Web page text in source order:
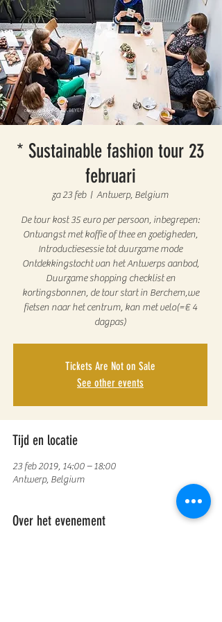
* Sustainable fashion tour 23
februari
za 23 feb
  |
Antwerp, Belgium
De tour kost 35 euro per persoon, inbegrepen:
Ontvangst met koffie of thee en zoetigheden,
Introductiesessie tot duurzame mode
Ontdekkingstocht van het Antwerps aanbod,
Duurzame shopping checklist en
kortingsbonnen, de tour start in Berchem,we
fietsen naar het centrum, kan met velo(=€ 4
dagpas)
Tickets Are Not on Sale
See other events
Tijd en locatie
23 feb 2019, 14:00 – 18:00
Antwerp, Belgium
Over het evenement